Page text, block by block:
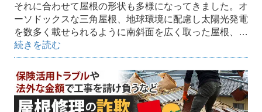
それに合わせて屋根の形状も多様になってきました。オ
ーソドックスな三角屋根、地球環境に配慮し太陽光発電
を数多く載せられるように南斜面を広く取った屋根、…
続きを読む